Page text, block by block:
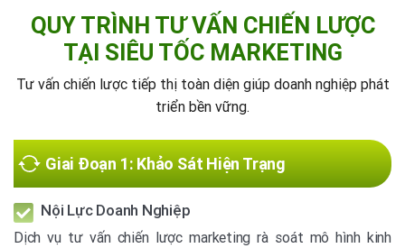
QUY TRÌNH TƯ VẤN CHIẾN LƯỢC
TẠI SIÊU TỐC MARKETING
Tư vấn chiến lược tiếp thị toàn diện giúp doanh nghiệp phát
triển bền vững.
Giai Đoạn 1: Khảo Sát Hiện Trạng
Nội Lực Doanh Nghiệp
Dịch vụ tư vấn chiến lược marketing rà soát mô hình kinh